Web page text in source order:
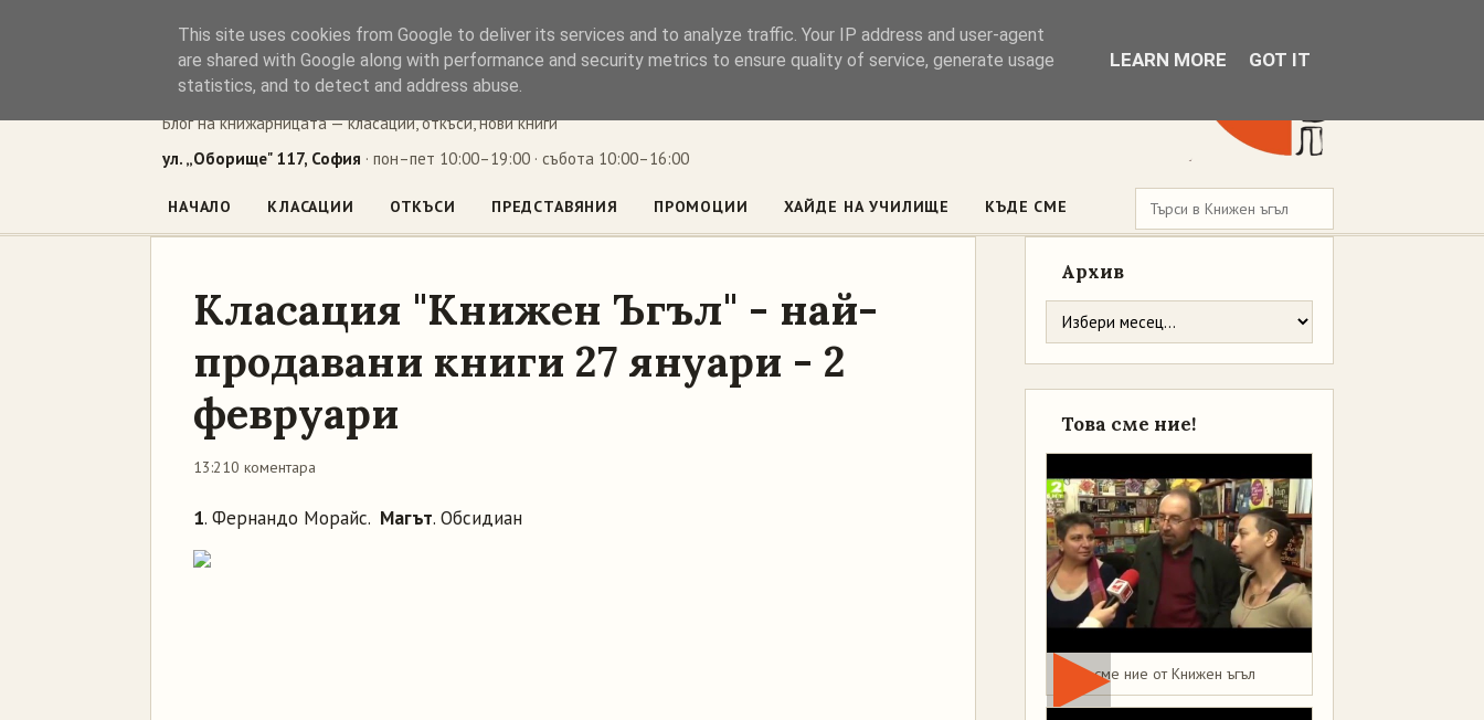
Книжен ъгъл
Блог на книжарницата — класации, откъси, нови книги
ул. „Оборище" 117, София · пон–пет 10:00–19:00 · събота 10:00–16:00
НАЧАЛО КЛАСАЦИИ ОТКЪСИ ПРЕДСТАВЯНИЯ ПРОМОЦИИ ХАЙДЕ НА УЧИЛИЩЕ КЪДЕ СМЕ
Класация "Книжен Ъгъл" - най-
продавани книги 27 януари - 2
февруари
13:210 коментара
1. Фернандо Морайс. Магът. Обсидиан
Архив
Това сме ние!
Това сме ние от Книжен ъгъл
This site uses cookies from Google to deliver its services and to analyze traffic. Your IP address and user-agent
are shared with Google along with performance and security metrics to ensure quality of service, generate usage
statistics, and to detect and address abuse.
LEARN MORE GOT IT